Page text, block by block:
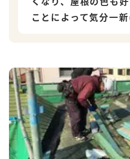
ことによって気分一